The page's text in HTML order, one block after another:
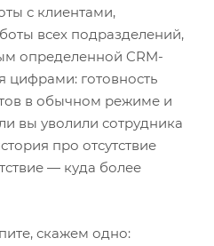
с клиентами,
всех подразделений,
определенной CRM-
цифрами: готовность
в обычном режиме и
вы уволили сотрудника
про отсутствие
— куда более
скажем одно: